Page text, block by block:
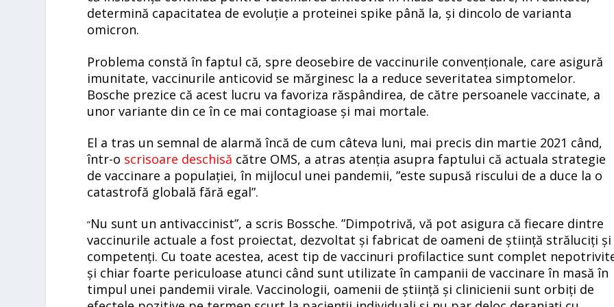
determină capacitatea de evoluție a proteinei spike până la, și dincolo de varianta
omicron.
Problema constă în faptul că, spre deosebire de vaccinurile convenționale, care asigură
imunitate, vaccinurile anticovid se mărginesc la a reduce severitatea simptomelor.
Bosche prezice că acest lucru va favoriza răspândirea, de către persoanele vaccinate, a
unor variante din ce în ce mai contagioase și mai mortale.
El a tras un semnal de alarmă încă de cum câteva luni, mai precis din martie 2021 când,
într-o scrisoare deschisă către OMS, a atras atenția asupra faptului că actuala strategie
de vaccinare a populației, în mijlocul unei pandemii, ”este supusă riscului de a duce la o
catastrofă globală fără egal”.
”Nu sunt un antivaccinist”, a scris Bossche. ”Dimpotrivă, vă pot asigura că fiecare dintre
vaccinurile actuale a fost proiectat, dezvoltat și fabricat de oameni de știință străluciți și
competenți. Cu toate acestea, acest tip de vaccinuri profilactice sunt complet
și chiar foarte periculoase atunci când sunt utilizate în campanii de vaccinare în masă în
timpul unei pandemii virale. Vaccinologii, oamenii de știință și clinicienii sunt orbiți de